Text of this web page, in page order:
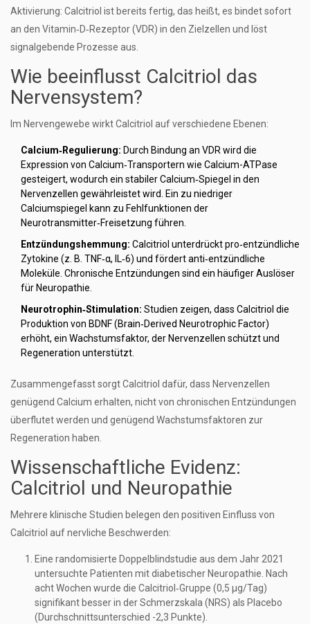
Aktivierung: Calcitriol ist bereits fertig, das heißt, es bindet sofort
an den Vitamin‑D‑Rezeptor(VDR) in den Zielzellen und löst
signalgebende Prozesse aus.
Wie beeinflusst Calcitriol das
Nervensystem?
Im Nervengewebe wirkt Calcitriol auf verschiedene Ebenen:
Calcium‑Regulierung: Durch Bindung an VDR wird die
Expression von Calcium‑Transportern wie Calcium-ATPase
gesteigert, wodurch ein stabiler Calcium‑Spiegel in den
Nervenzellen gewährleistet wird. Ein zu niedriger
Calciumspiegel kann zu Fehlfunktionen der
Neurotransmitter‑Freisetzung führen.
Entzündungshemmung: Calcitriol unterdrückt pro‑entzündliche
Zytokine (z. B. TNF‑α, IL‑6) und fördert anti‑entzündliche
Moleküle. Chronische Entzündungen sind ein häufiger Auslöser
für Neuropathie
Neurotrophin‑Stimulation: Studien zeigen, dass Calcitriol die
Produktion von BDNF (Brain‑Derived Neurotrophic Factor)
erhöht, ein Wachstumsfaktor, der Nervenzellen schützt und
Regeneration unterstützt.
Zusammengefasst sorgt Calcitriol dafür, dass Nervenzellen
genügend Calcium erhalten, nicht von chronischen Entzündungen
überflutet werden und genügend Wachstumsfaktoren zur
Regeneration haben.
Wissenschaftliche Evidenz:
Calcitriol und Neuropathie
Mehrere klinische Studien belegen den positiven Einfluss von
Calcitriol auf nervliche Beschwerden:
Eine randomisierte Doppelblindstudie aus dem Jahr 2021
untersuchte Patienten mit diabetischer Neuropathie. Nach
acht Wochen wurde die Calcitriol‑Gruppe (0,5 µg/Tag)
signifikant besser in der Schmerzskala (NRS) als Placebo
(Durchschnittsunterschied -2,3 Punkte).